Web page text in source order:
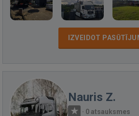
IZVEIDOT
Nauris Z.
· 0 atsauksmes